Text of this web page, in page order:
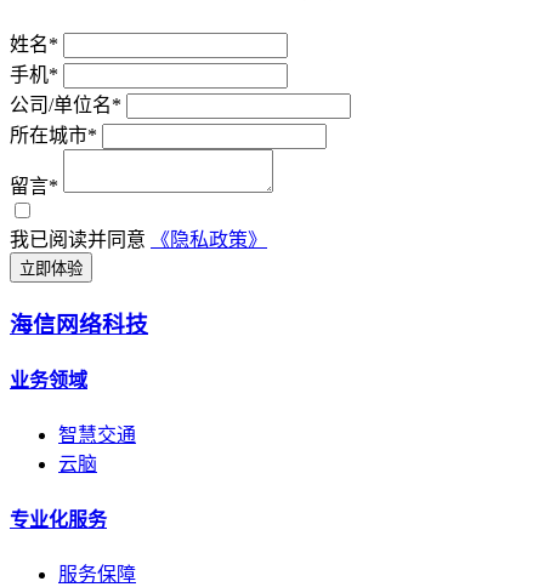
姓名*
手机*
公司/单位名*
所在城市*
留言*
我已阅读并同意 《隐私政策》
立即体验
海信网络科技
业务领域
智慧交通
云脑
专业化服务
服务保障